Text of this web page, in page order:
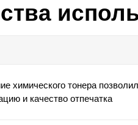
химического тонера
и качество отпечатка